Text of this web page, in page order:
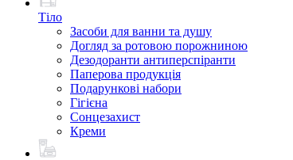
Тіло
Засоби для ванни та душу
Догляд за ротовою порожниною
Дезодоранти антиперспіранти
Паперова продукція
Подарункові набори
Гігієна
Сонцезахист
Креми